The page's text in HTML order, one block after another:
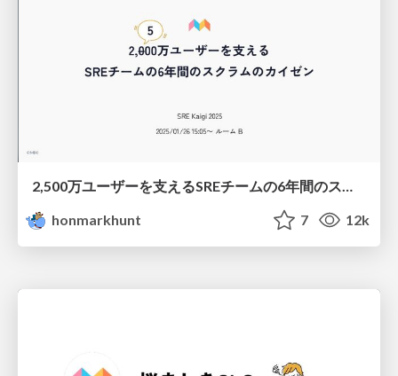
2,500万ユーザーを支えるSREチームの6年間のスクラムのカイゼン
honmarkhunt
7 12k